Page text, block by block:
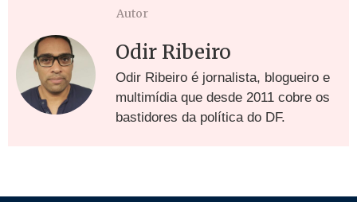
Autor
Odir Ribeiro
Odir Ribeiro é jornalista, blogueiro e
multimídia que desde 2011 cobre os
bastidores da política do DF.